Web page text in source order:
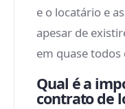
e o locatário e
apesar de
em quase
Qual é a
contrato de